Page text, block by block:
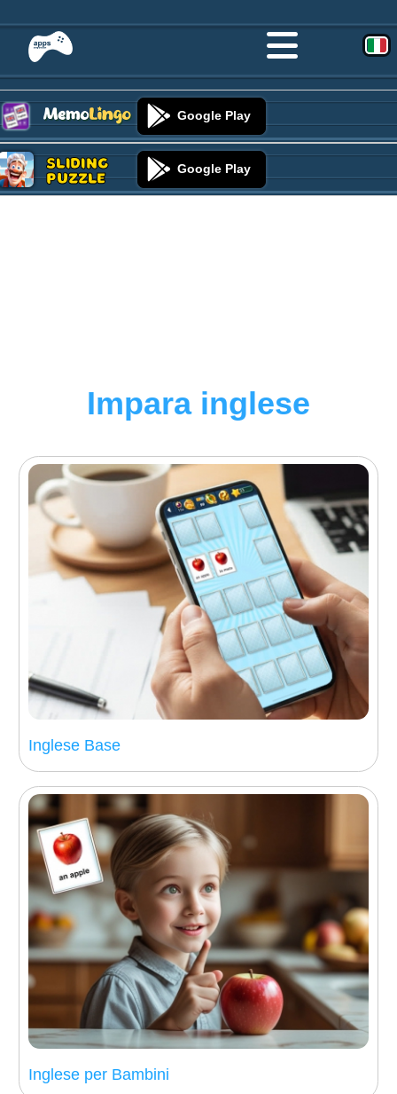
Google Play
Sliding
Puzzle Google Play
Impara inglese
Inglese Base
Inglese per Bambini